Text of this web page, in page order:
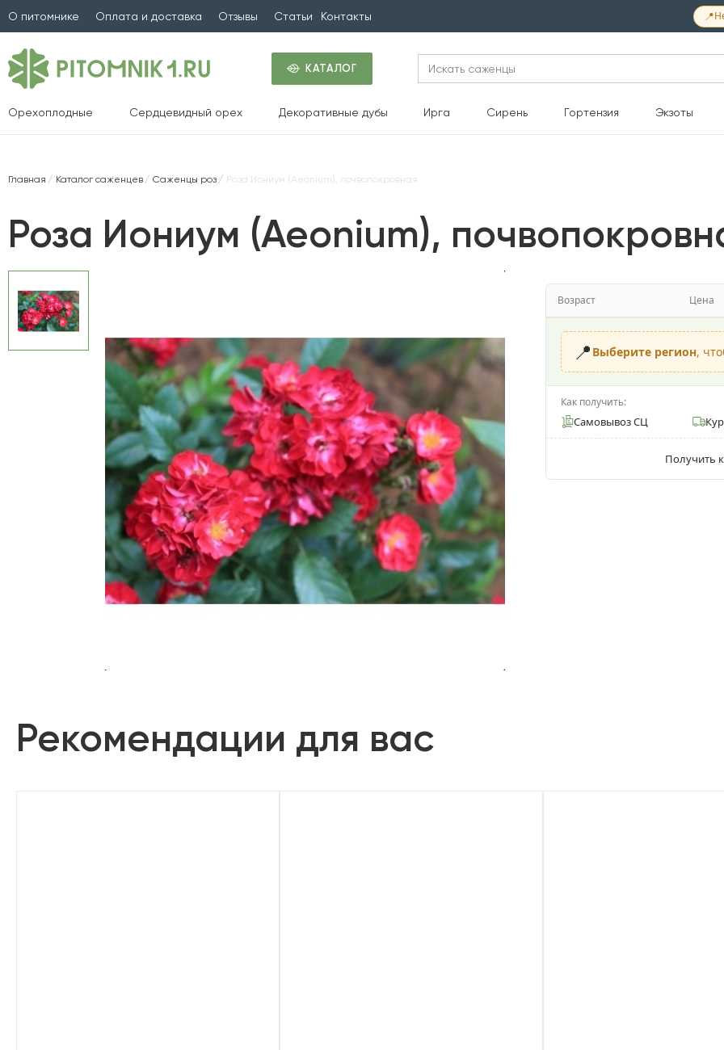
О питомнике Оплата и доставка Отзывы Статьи Контакты 📍
КАТАЛОГ
Search
for:
Орехоплодные Сердцевидный орех Декоративные дубы Ирга Сирень Гортензия Экзоты
Главная Каталог саженцев Саженцы роз Роза Иониум (Aeonium), почвопокровная
Роза Иониум (Aeonium),
Возраст Цена
📍 Выберите регион,
Как получить:
Самовывоз СЦ
Получить
Рекомендации для вас